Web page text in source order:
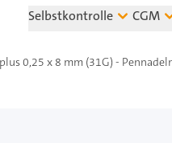
Selbstkontrolle CGM
0,25 x 8 mm (31G) -